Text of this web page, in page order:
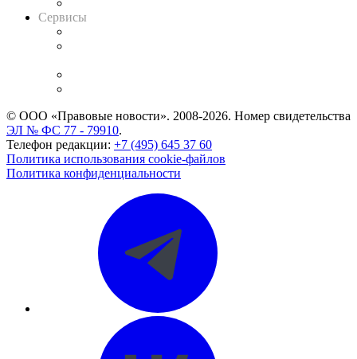
Сервисы
© ООО «Правовые новости». 2008-2026. Номер свидетельства
ЭЛ № ФС 77 - 79910.
Телефон редакции: +7 (495) 645 37 60
Политика использования cookie-файлов
Политика конфиденциальности